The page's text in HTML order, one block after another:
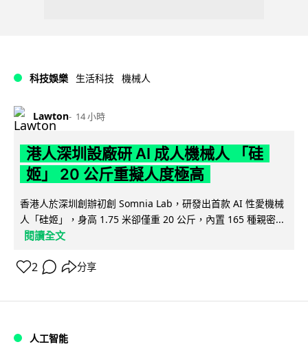
科技娛樂 生活科技 機械人
Lawton 14 小時
港人深圳設廠研 AI 成人機械人 「硅
姬」 20 公斤重擬人度極高
香港人於深圳創辦初創 Somnia Lab，研發出首款 AI 性愛機械
人「硅姬」，身高 1.75 米卻僅重 20 公斤，內置 165 種親密...
閱讀全文
2 分享
人工智能